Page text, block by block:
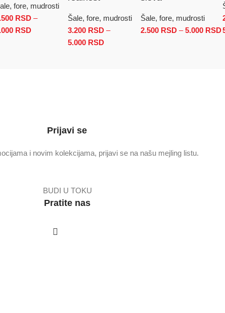
RSD
od 2.500 RSD do 5.000 RSD
fore, mudrosti
RSD –
RSDRaspon cena: od 2.500 RSD do 5.000 RSD
Šale, fore, mudrosti
3.200 RSD –
5.000 RSDRaspon cena: od 3.200 RSD do
Šale, fore, mudrosti
2.500 RSD – 5.000 RSD
Prijavi se
i novim kolekcijama, prijavi se na našu mejling listu.
BUDI U TOKU
Pratite nas